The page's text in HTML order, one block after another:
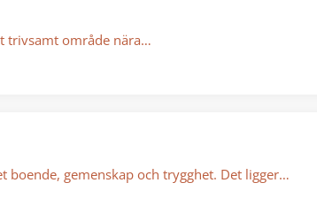
trivsamt område nära…
boende, gemenskap och trygghet. Det ligger…